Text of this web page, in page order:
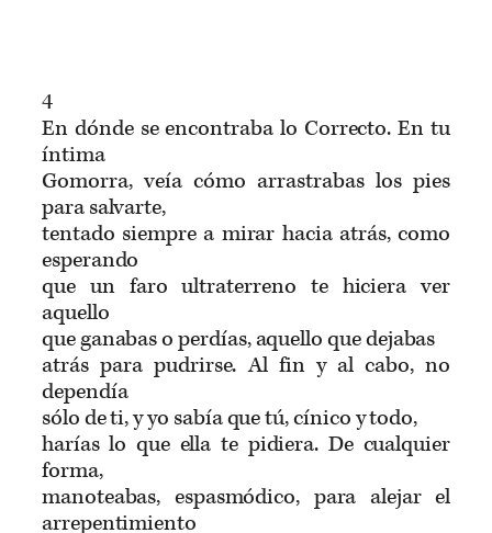
4
En dónde se encontraba lo Correcto. En tu
íntima
Gomorra, veía cómo arrastrabas los pies
para salvarte,
tentado siempre a mirar hacia atrás, como
esperando
que un faro ultraterreno te hiciera ver
aquello
que ganabas o perdías, aquello que dejabas
atrás para pudrirse. Al fin y al cabo, no
dependía
sólo de ti, y yo sabía que tú, cínico y todo,
harías lo que ella te pidiera. De cualquier
forma,
manoteabas, espasmódico, para alejar el
arrepentimiento